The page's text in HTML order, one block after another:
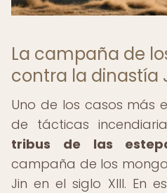
La campaña de
contra la dinastía
Uno de los casos más
de tácticas
tribus de las
campaña de los
Jin en el siglo XIII. En